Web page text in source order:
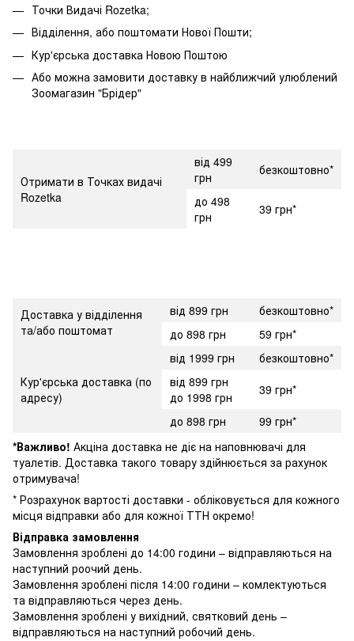
Точки Видачі Rozetka;
Відділення, або поштомати Нової Пошти;
Кур'єрська доставка Новою Поштою
Або можна замовити доставку в найближчий улюблений
Зоомагазин "Брідер"
Отримати в Точках видачі
Rozetka
від 499
грн
безкоштовно*
до 498
грн
39 грн*
Доставка у відділення
та/або поштомат
від 899 грн
безкоштовно*
до 898 грн
59 грн*
Кур'єрська доставка (по
адресу)
від 1999 грн
безкоштовно*
від 899 грн
до 1998 грн
39 грн*
до 898 грн
99 грн*
*Важливо! Акціна доставка не діє на наповнювачі для
туалетів. Доставка такого товару здійнюється за рахунок
отримувача!
* Розрахунок вартості доставки - обліковується для кожного
місця відправки або для кожної ТТН окремо!
Відправка замовлення
Замовлення зроблені до 14:00 години – відправляються на
наступний роочий день.
Замовлення зроблені після 14:00 години – комлектуються
та відправляються через день.
Замовлення зроблені у вихідний, святковий день –
відправляються на наступний робочий день.